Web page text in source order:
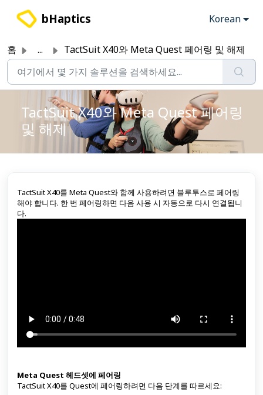
bHaptics Korean
홈 ... TactSuit X40와 Meta Quest 페어링 및 해제
TactSuit X40와 Meta Quest 페어링
및 해제
TactSuit X40를 Meta Quest와 함께 사용하려면 블루투스로 페어링
해야 합니다. 한 번 페어링하면 다음 사용 시 자동으로 다시 연결됩니
다.
Meta Quest 헤드셋에 페어링
TactSuit X40를 Quest에 페어링하려면 다음 단계를 따르세요: